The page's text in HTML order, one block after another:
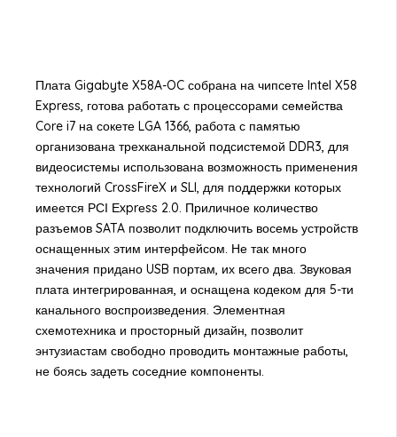
Плата Gigabyte X58A-OC собрана на чипсете Intel X58
Express, готова работать с процессорами семейства
Core i7 на сокете LGA 1366, работа с памятью
организована трехканальной подсистемой DDR3, для
видеосистемы использована возможность применения
технологий CrossFireX и SLI, для поддержки которых
имеется РСІ Еxprеss 2.0. Приличное количество
разъемов SATA позволит подключить восемь устройств
оснащенных этим интерфейсом. Не так много
значения придано USB портам, их всего два. Звуковая
плата интегрированная, и оснащена кодеком для 5-ти
канального воспроизведения. Элементная
схемотехника и просторный дизайн, позволит
энтузиастам свободно проводить монтажные работы,
не боясь задеть соседние компоненты.